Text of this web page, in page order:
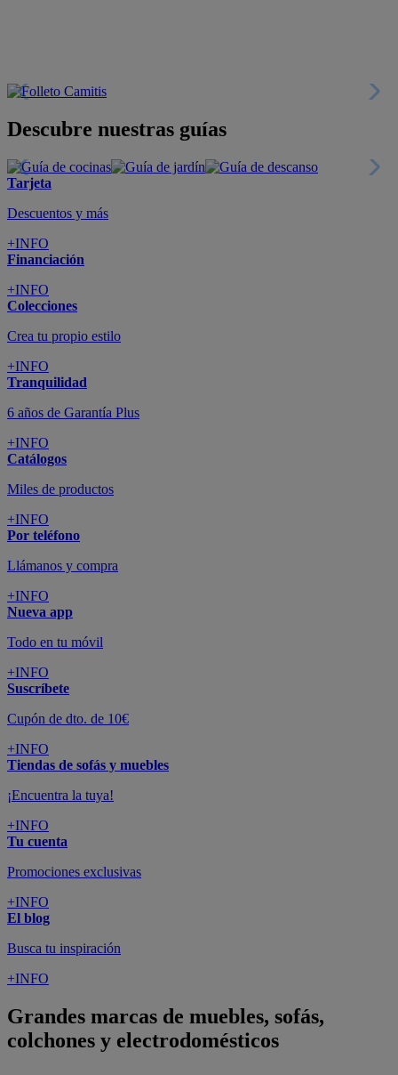
Descubre nuestras guías
Tarjeta
Descuentos y más
+INFO
Financiación
+INFO
Colecciones
Crea tu propio estilo
+INFO
Tranquilidad
6 años de Garantía Plus
+INFO
Catálogos
Miles de productos
+INFO
Por teléfono
Llámanos y compra
+INFO
Nueva app
Todo en tu móvil
+INFO
Suscríbete
Cupón de dto. de 10€
+INFO
Tiendas de sofás y muebles
¡Encuentra la tuya!
+INFO
Tu cuenta
Promociones exclusivas
+INFO
El blog
Busca tu inspiración
+INFO
Grandes marcas de muebles, sofás,
colchones y electrodomésticos